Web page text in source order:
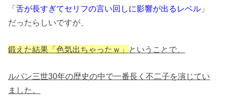
「舌が長すぎてセリフの言い回しに影響が出るレベル 」
だったらしいですが、
鍛えた結果「色気出ちゃったｗ」 ということで、
ルパン三世30年の歴史の中で一番長く不二子を演じてい
ました。